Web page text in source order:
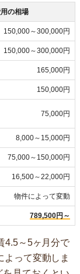
の相場
150,000～300,000円
150,000～300,000円
165,000円
150,000円
75,000円
8,000～15,000円
75,000～150,000円
16,500～22,000円
物件によって変動
789,500円～
4.5～5ヶ月分で
よって変動しま